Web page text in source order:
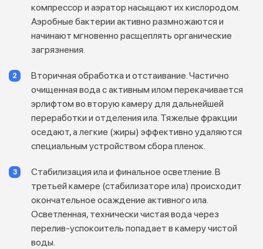
компрессор и аэратор насыщают их кислородом.
Аэробные бактерии активно размножаются и
начинают мгновенно расщеплять органические
загрязнения.
Вторичная обработка и отстаивание. Частично
очищенная вода с активным илом перекачивается
эрлифтом во вторую камеру для дальнейшей
переработки и отделения ила. Тяжелые фракции
оседают, а легкие (жиры) эффективно удаляются
специальным устройством сбора пленок.
Стабилизация ила и финальное осветление. В
третьей камере (стабилизаторе ила) происходит
окончательное осаждение активного ила.
Осветленная, технически чистая вода через
перелив-успокоитель попадает в камеру чистой
воды.